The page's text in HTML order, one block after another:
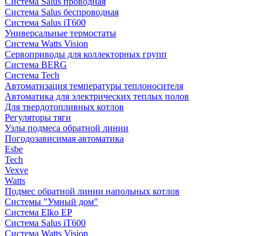
Система Salus беспроводная
Система Salus iT600
Универсальные термостаты
Система Watts Vision
Сервоприводы для коллекторных групп
Система BERG
Система Tech
Автоматизация температуры теплоносителя
Автоматика для электрических теплых полов
Для твердотопливных котлов
Регуляторы тяги
Узлы подмеса обратной линии
Погодозависимая автоматика
Esbe
Tech
Vexve
Watts
Подмес обратной линии напольных котлов
Системы "Умный дом"
Система Elko EP
Система Salus iT600
Система Watts Vision